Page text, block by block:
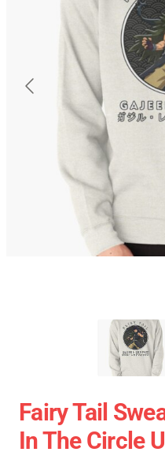
Fairy Tail
In The Circle